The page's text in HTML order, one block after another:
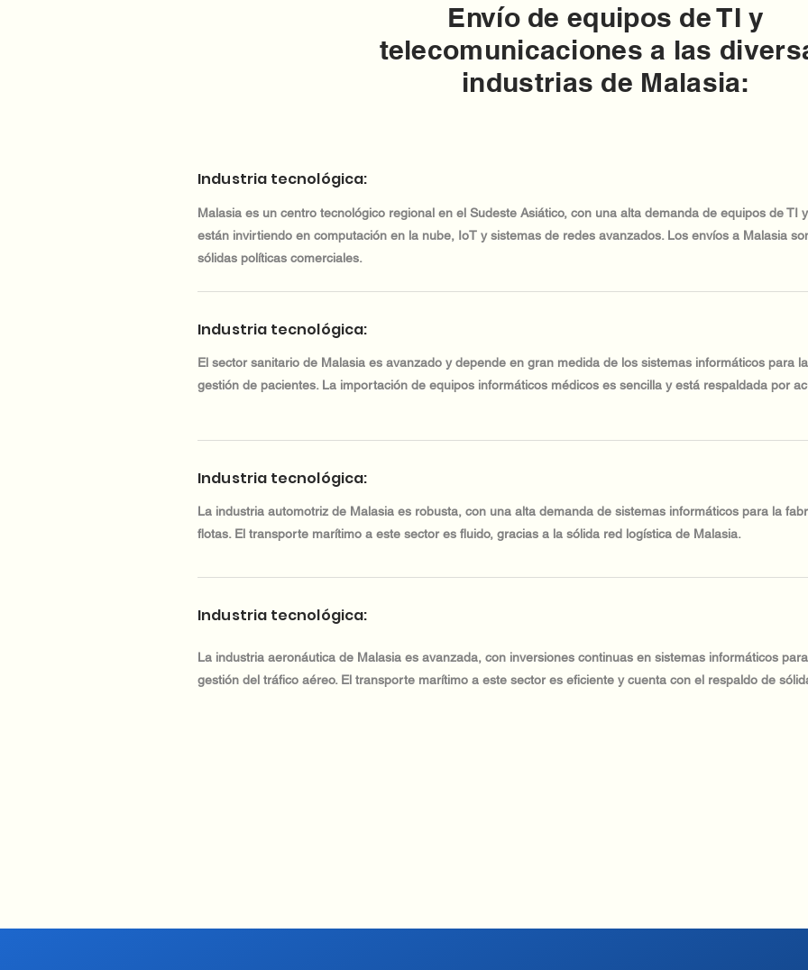
Envío de equipos de TI y
telecomunicaciones a las
industrias de Malasia:
Industria tecnológica:
Malasia es un centro tecnológico regional en el Sudeste Asiático, con una alta demanda de equipos de TI
están invirtiendo en computación en la nube, IoT y sistemas de redes avanzados. Los envíos a Malasia
sólidas políticas comerciales.
Industria tecnológica:
El sector sanitario de Malasia es avanzado y depende en gran medida de los sistemas informáticos para
gestión de pacientes. La importación de equipos informáticos médicos es sencilla y está respaldada por
Industria tecnológica:
La industria automotriz de Malasia es robusta, con una alta demanda de sistemas informáticos para la
flotas. El transporte marítimo a este sector es fluido, gracias a la sólida red logística de Malasia.
Industria tecnológica:
La industria aeronáutica de Malasia es avanzada, con inversiones continuas en sistemas informáticos
gestión del tráfico aéreo. El transporte marítimo a este sector es eficiente y cuenta con el respaldo de